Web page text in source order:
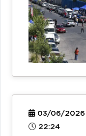
03/06/2026
22:24